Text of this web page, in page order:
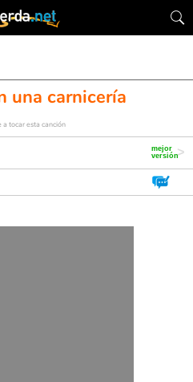
una carnicería
tocar esta canción